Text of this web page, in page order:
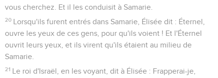
vous cherchez. Et il les conduisit à Samarie.
20 Lorsqu'ils furent entrés dans Samarie, Élisée dit : Éternel,
ouvre les yeux de ces gens, pour qu'ils voient ! Et l'Éternel
ouvrit leurs yeux, et ils virent qu'ils étaient au milieu de
Samarie.
21 Le roi d'Israël, en les voyant, dit à Élisée : Frapperai-je,